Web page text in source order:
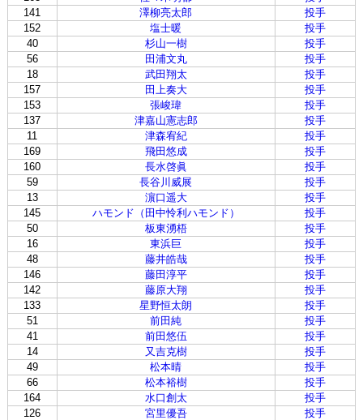
141
澤柳亮太郎
投手
152
塩士暖
投手
40
杉山一樹
投手
56
田浦文丸
投手
18
武田翔太
投手
157
田上奏大
投手
153
張峻瑋
投手
137
津嘉山憲志郎
投手
11
津森宥紀
投手
169
飛田悠成
投手
160
長水啓眞
投手
59
長谷川威展
投手
13
濵口遥大
投手
145
ハモンド（田中怜利ハモンド）
投手
50
板東湧梧
投手
16
東浜巨
投手
48
藤井皓哉
投手
146
藤田淳平
投手
142
藤原大翔
投手
133
星野恒太朗
投手
51
前田純
投手
41
前田悠伍
投手
14
又吉克樹
投手
49
松本晴
投手
66
松本裕樹
投手
164
水口創太
投手
126
宮里優吾
投手